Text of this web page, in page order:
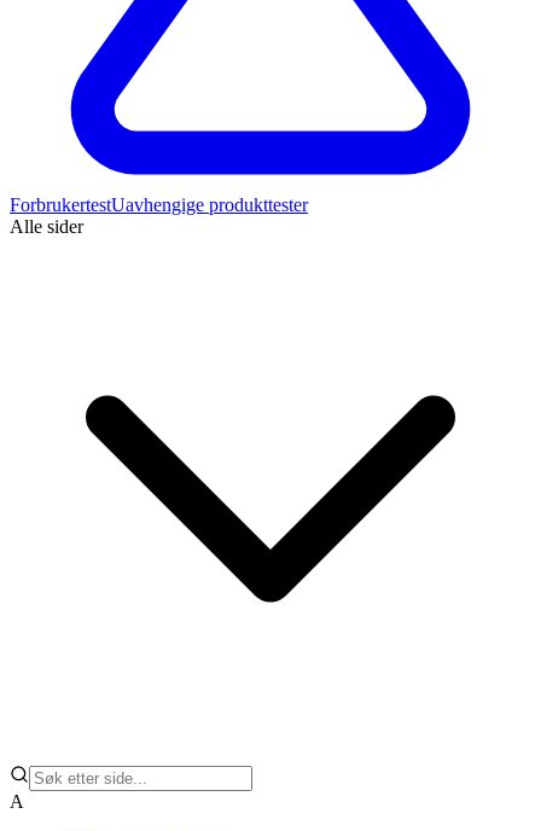
ForbrukertestUavhengige produkttester
Alle sider
A